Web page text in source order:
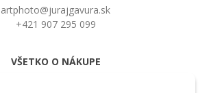
artphoto@jurajgavura.sk
+421 907 295 099
VŠETKO O NÁKUPE